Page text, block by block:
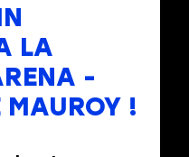
LA
-
MAUROY !